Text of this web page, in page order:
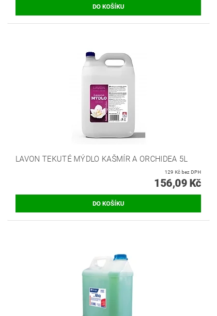
LAVON TEKUTÉ MÝDLO KAŠMÍR A ORCHIDEA 5L
129 Kč bez DPH
156,09 Kč